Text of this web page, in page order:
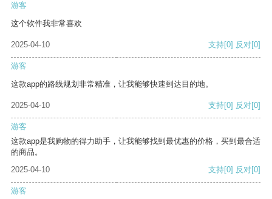
游客
这个软件我非常喜欢
2025-04-10 支持[0] 反对[0]
游客
这款app的路线规划非常精准，让我能够快速到达目的地。
2025-04-10 支持[0] 反对[0]
游客
这款app是我购物的得力助手，让我能够找到最优惠的价格，买到最合适
的商品。
2025-04-10
支持[0] 反对[0]
游客